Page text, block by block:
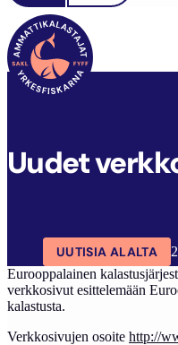
SAKL
Uudet
UUTISIA ALALTA
Eurooppalainen
verkkosivut esittelemään
kalastusta.
Verkkosivujen osoite http://